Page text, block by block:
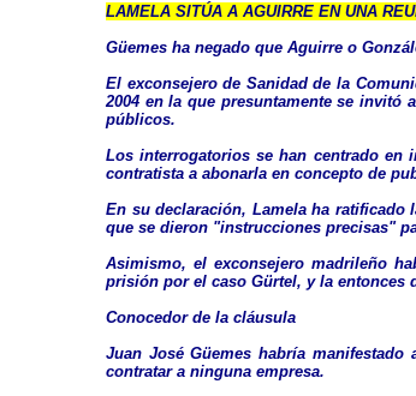
LAMELA SITÚA A AGUIRRE EN UNA
Güemes ha negado que Aguirre o
El exconsejero de Sanidad de la
2004 en la que presuntamente se invitó
públicos.
Los interrogatorios se han centrado en
contratista a abonarla en concepto de
En su declaración, Lamela ha ratificado
que se dieron "instrucciones precisas"
Asimismo, el exconsejero madrileño
prisión por el caso Gürtel, y la entonces
Conocedor de la cláusula
Juan José Güemes habría
contratar a ninguna empresa.